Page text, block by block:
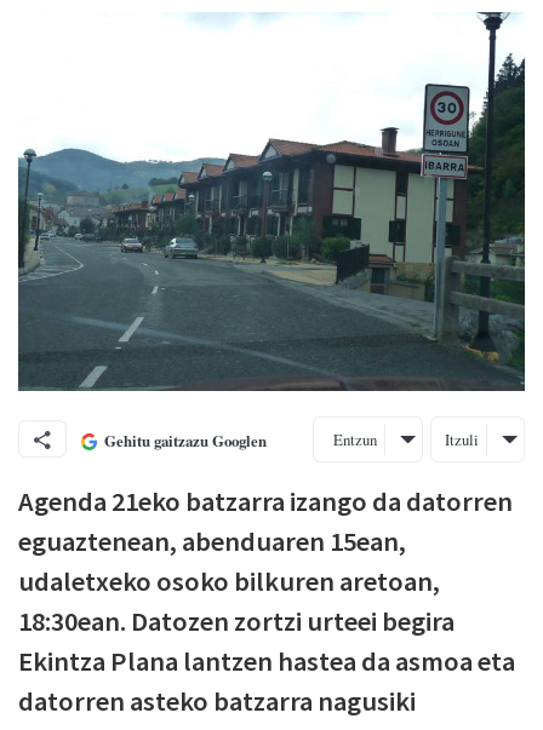
Gehitu gaitzazu Googlen Entzun Itzuli
Agenda 21eko batzarra izango da datorren
eguaztenean, abenduaren 15ean,
udaletxeko osoko bilkuren aretoan,
18:30ean. Datozen zortzi urteei begira
Ekintza Plana lantzen hastea da asmoa eta
datorren asteko batzarra nagusiki